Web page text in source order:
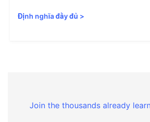
Định nghĩa đầy đủ >
Join the thousands already